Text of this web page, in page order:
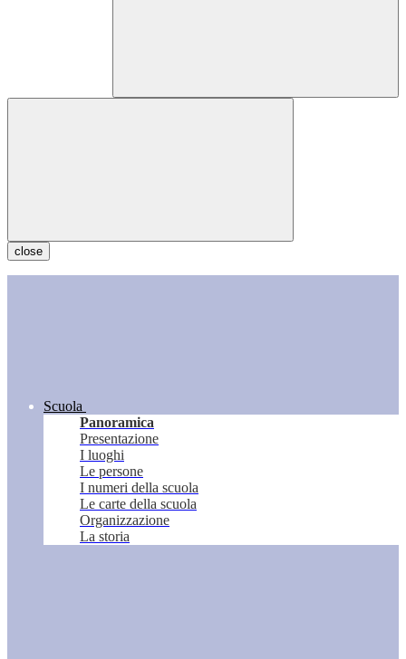
close
Scuola
Panoramica
Presentazione
I luoghi
Le persone
I numeri della scuola
Le carte della scuola
Organizzazione
La storia